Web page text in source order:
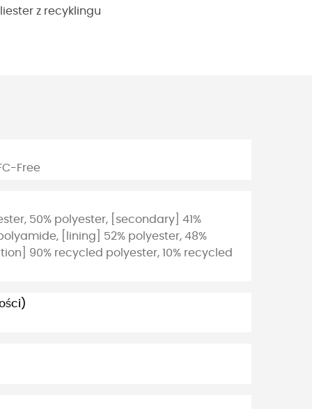
z recyklingu
Free
50% polyester, [secondary] 41%
[lining] 52% polyester, 48%
90% recycled polyester, 10% recycled